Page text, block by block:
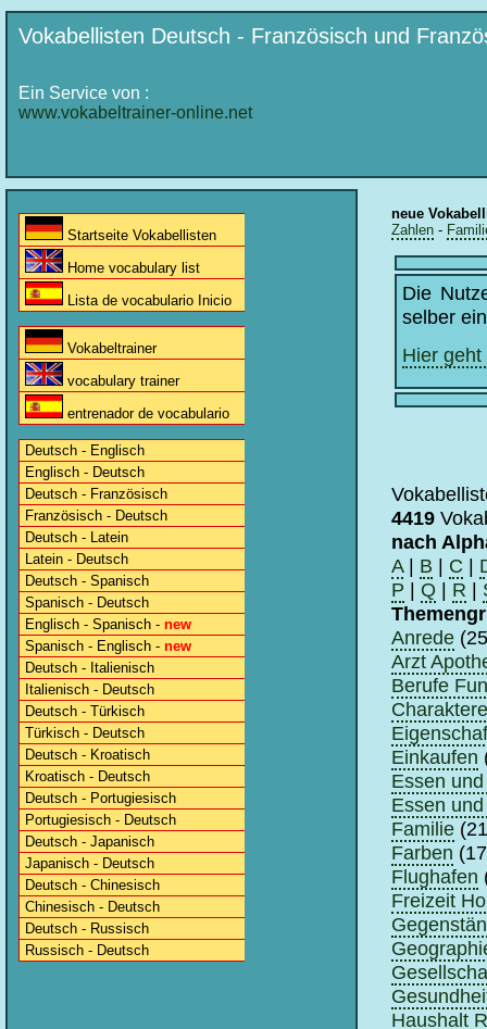
Vokabellisten Deutsch - Französisch und
Ein Service von :
www.vokabeltrainer-online.net
Startseite Vokabellisten
Home vocabulary list
Lista de vocabulario Inicio
Vokabeltrainer
vocabulary trainer
entrenador de vocabulario
Deutsch - Englisch
Englisch - Deutsch
Deutsch - Französisch
Französisch - Deutsch
Deutsch - Latein
Latein - Deutsch
Deutsch - Spanisch
Spanisch - Deutsch
Englisch - Spanisch - new
Spanisch - Englisch - new
Deutsch - Italienisch
Italienisch - Deutsch
Deutsch - Türkisch
Türkisch - Deutsch
Deutsch - Kroatisch
Kroatisch - Deutsch
Deutsch - Portugiesisch
Portugiesisch - Deutsch
Deutsch - Japanisch
Japanisch - Deutsch
Deutsch - Chinesisch
Chinesisch - Deutsch
Deutsch - Russisch
Russisch - Deutsch
neue
Zahlen -
Die
selber
Hier
4419
nach
A| B | C |
P | Q | R |
Anrede
Arzt
Berufe
Einkaufen
Essen
Essen
Familie
Farben
Flughafen
Freizeit
Haushalt